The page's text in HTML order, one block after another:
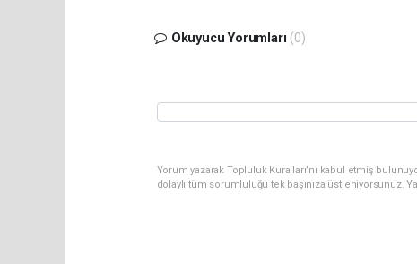
Okuyucu Yorumları (0)
Yorum yazarak Topluluk Kuralları’nı kabul etmiş
dolaylı tüm sorumluluğu tek başınıza üstleniyorsunuz.